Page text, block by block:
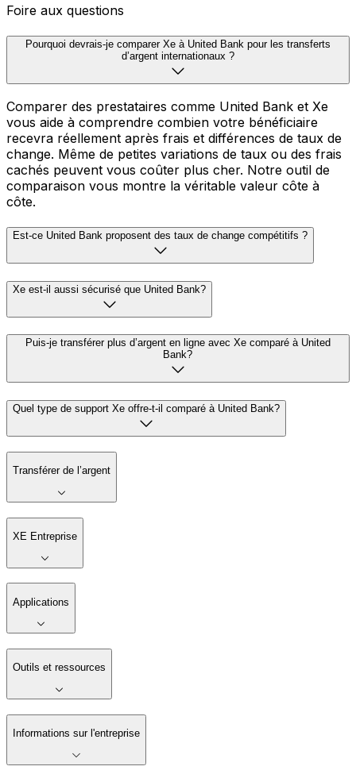
Foire aux questions
Pourquoi devrais-je comparer Xe à United Bank pour les transferts
d’argent internationaux ?
Comparer des prestataires comme United Bank et Xe
vous aide à comprendre combien votre bénéficiaire
recevra réellement après frais et différences de taux de
change. Même de petites variations de taux ou des frais
cachés peuvent vous coûter plus cher. Notre outil de
comparaison vous montre la véritable valeur côte à
côte.
Est-ce United Bank proposent des taux de change compétitifs ?
Xe est-il aussi sécurisé que United Bank?
Puis-je transférer plus d’argent en ligne avec Xe comparé à United
Bank?
Quel type de support Xe offre-t-il comparé à United Bank?
Transférer de l’argent
XE Entreprise
Applications
Outils et ressources
Informations sur l'entreprise